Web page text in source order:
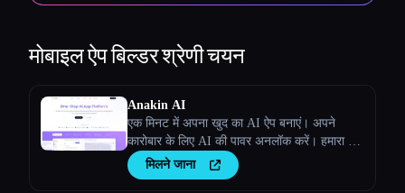
मोबाइल ऐप बिल्डरश्रेणी चयन
Anakin AI
एक मिनट में अपना खुद का AI ऐप बनाएं। अपने
कारोबार के लिए AI की पावर अनलॉक करें। हमारा नो-
कोड AI ऐप बिल्डर तुम्हेंं अनोखे, स्टैंडअलोन AI
ऐप्लिकेशन बनाने की सुविधा देता है
मिलने जाना